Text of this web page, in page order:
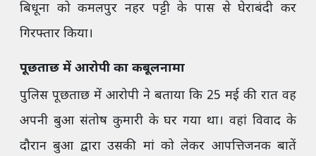
बिधूना को कमलपुर नहर पट्टी के पास से घेराबंदी कर
गिरफ्तार किया।
पूछताछ में आरोपी का कबूलनामा
पुलिस पूछताछ में आरोपी ने बताया कि 25 मई की रात वह
अपनी बुआ संतोष कुमारी के घर गया था। वहां विवाद के
दौरान बुआ द्वारा उसकी मां को लेकर आपत्तिजनक बातें